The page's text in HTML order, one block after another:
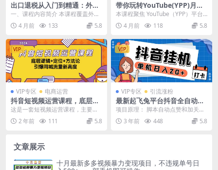
出口退税从入门到精通：外贸
+生产+跨境电商+进口+来料进
料+外综服企业全流程教学
一、课程内容简介 本课程覆盖外贸
企业、生产企业、跨境电商、进口
企业、来料/进料加...
4 月前 133 5.8
带你玩转YouTube(YPP)月入
过万：从账号搭建到多元变
现，解锁广告分成与精准流量
密码
本课程聚焦 YouTube（YPP）平台
月入过万实操技巧，从基础认知到
高阶变现全...
4 月前 118 5.8
VIP
VIP专区 电商运营
抖音短视频运营课程，底层逻
辑+定位+方法论，引爆同城流
量新高度
这是一套短视频运营课程，主要聚
焦于同城短视频打法，旨在帮助实
体店抓住短视频红利。...
2 年前 111 5.8
VIP
VIP专区 引流涨粉
最新起飞兔平台抖音全自动点
赞关注评论挂机项目 单机日入
20-50 脚本 教程
项目原理： 脚本自动点赞和加关
注，全自动控制模仿真人刷视频，
自动获取任务，傻瓜式...
3 年前 448 5.8
文章展示
十月最新多多视频暴力变现项目，不违规单号日